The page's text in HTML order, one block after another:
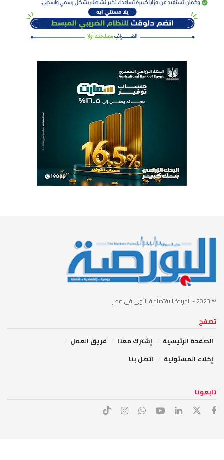
© 2023 - الجريدة الاقتصادية الأولى في مصر
تصفح
الصفحة الرئيسية
إشترك معنا
فريق العمل
إخلاء المسئولية
اتصل بنا
تابعونا